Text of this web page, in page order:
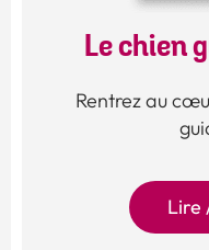
Le chien
Rentrez au
Lire